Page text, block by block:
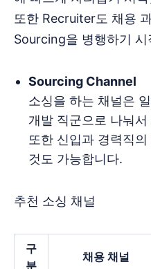
또한 Recruiter도 채용
Sourcing을 병행하기 시
Sourcing Channel
소싱을 하는 채널은
개발 직군으로 나눠
또한 신입과 경력직
것도 가능합니다.
추천 소싱 채널
구
분
채용 채널